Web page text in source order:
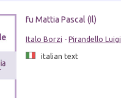
fu Mattia Pascal (Il)
Italo Borzi - Pirandello
italian text